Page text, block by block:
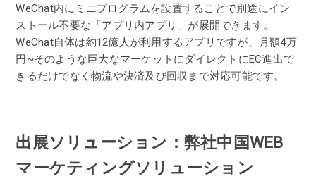
WeChat内にミニプログラムを設置することで別途にイン
ストール不要な「アプリ内アプリ」が展開できます。
WeChat自体は約12億人が利用するアプリですが、月額4万
円~そのような巨大なマーケットにダイレクトにEC進出で
きるだけでなく物流や決済及び回収まで対応可能です。
出展ソリューション：弊社中国WEB
マーケティングソリューション